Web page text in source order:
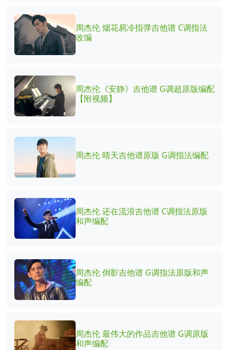
周杰伦 烟花易冷指弹吉他谱 C调指法
改编
周杰伦《安静》吉他谱 G调超原版编配
【附视频】
周杰伦 晴天吉他谱原版 G调指法编配
周杰伦 还在流浪吉他谱 C调指法原版
和声编配
周杰伦 倒影吉他谱 G调指法原版和声
编配
周杰伦 最伟大的作品吉他谱 G调原版
和声编配